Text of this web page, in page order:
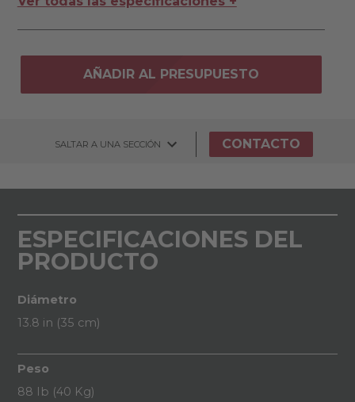
AÑADIR AL PRESUPUESTO
SALTAR A UNA SECCIÓN CONTACTO
ESPECIFICACIONES DEL
PRODUCTO
Diámetro
13.8 in (35 cm)
Peso
88 Ib (40 Kg)